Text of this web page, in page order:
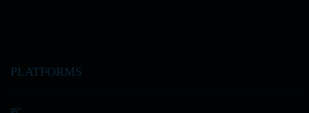
PLATFORMS